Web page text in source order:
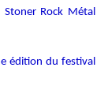
Stoner Rock Métal
édition du festival